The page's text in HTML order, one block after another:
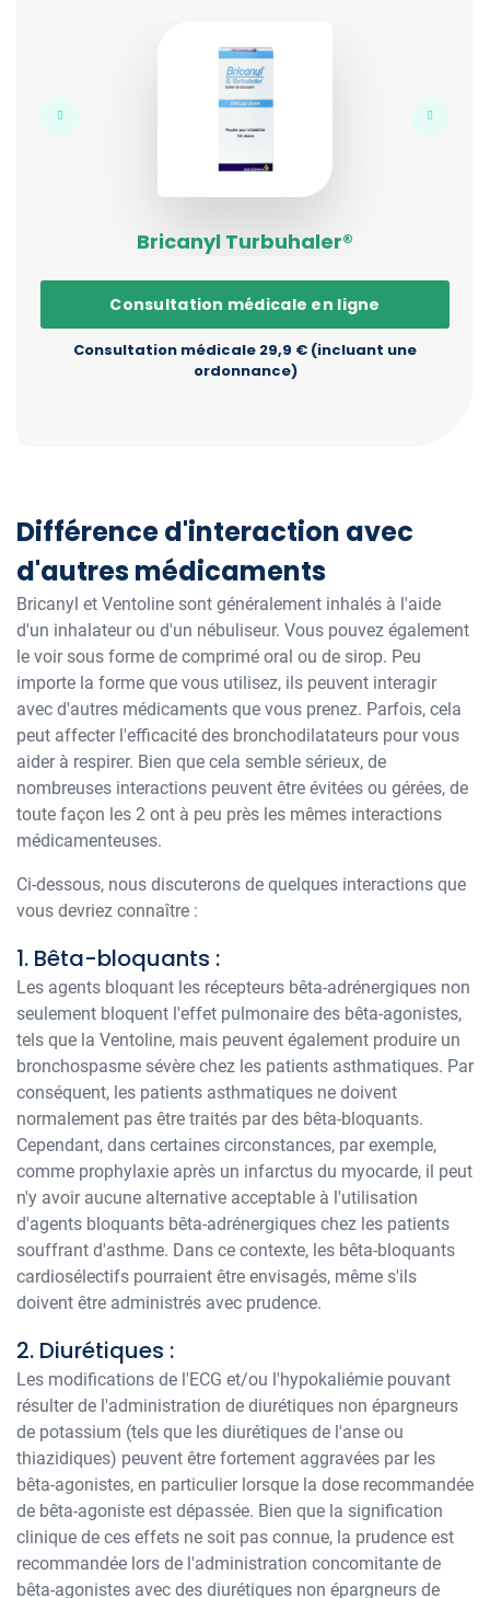
Bricanyl Turbuhaler®
Consultation médicale en ligne
Consultation médicale 29,9 € (incluant une
ordonnance)
Différence d'interaction avec
d'autres médicaments
Bricanyl et Ventoline sont généralement inhalés à l'aide
d'un inhalateur ou d'un nébuliseur. Vous pouvez également
le voir sous forme de comprimé oral ou de sirop. Peu
importe la forme que vous utilisez, ils peuvent interagir
avec d'autres médicaments que vous prenez. Parfois, cela
peut affecter l'efficacité des bronchodilatateurs pour vous
aider à respirer. Bien que cela semble sérieux, de
nombreuses interactions peuvent être évitées ou gérées, de
toute façon les 2 ont à peu près les mêmes interactions
médicamenteuses.
Ci-dessous, nous discuterons de quelques interactions que
vous devriez connaître :
1. Bêta-bloquants :
Les agents bloquant les récepteurs bêta-adrénergiques non
seulement bloquent l'effet pulmonaire des bêta-agonistes,
tels que la Ventoline, mais peuvent également produire un
bronchospasme sévère chez les patients asthmatiques. Par
conséquent, les patients asthmatiques ne doivent
normalement pas être traités par des bêta-bloquants.
Cependant, dans certaines circonstances, par exemple,
comme prophylaxie après un infarctus du myocarde, il peut
n'y avoir aucune alternative acceptable à l'utilisation
d'agents bloquants bêta-adrénergiques chez les patients
souffrant d'asthme. Dans ce contexte, les bêta-bloquants
cardiosélectifs pourraient être envisagés, même s'ils
doivent être administrés avec prudence.
2. Diurétiques :
Les modifications de l'ECG et/ou l'hypokaliémie pouvant
résulter de l'administration de diurétiques non épargneurs
de potassium (tels que les diurétiques de l'anse ou
thiazidiques) peuvent être fortement aggravées par les
bêta-agonistes, en particulier lorsque la dose recommandée
de bêta-agoniste est dépassée. Bien que la signification
clinique de ces effets ne soit pas connue, la prudence est
recommandée lors de l'administration concomitante de
bêta-agonistes avec des diurétiques non épargneurs de